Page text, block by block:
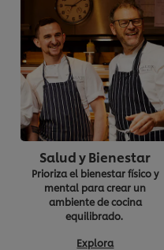
Salud y Bienestar
Prioriza el bienestar físico y
mental para crear un
ambiente de cocina
equilibrado.
Explora